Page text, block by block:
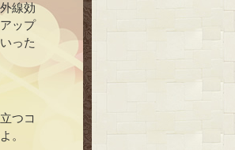
線効
ップ
った
つコ
。